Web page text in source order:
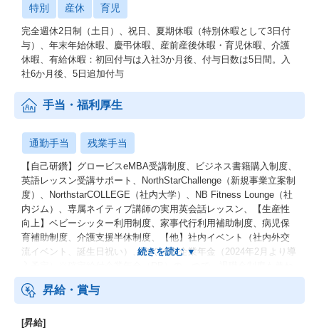
特別 産休 育児
完全週休2日制（土日）、祝日、夏期休暇（特別休暇として3日付
与）、年末年始休暇、慶弔休暇、産前産後休暇・育児休暇、介護
休暇、有給休暇：初回付与は入社3か月後、付与日数は5日間。入
社6か月後、5日追加付与
手当・福利厚生
通勤手当 残業手当
【自己研鑽】グロービスeMBA受講制度、ビジネス書籍購入制度、
英語レッスン受講サポート、NorthStarChallenge（新規事業立案制
度）、NorthstarCOLLEGE（社内大学）、NB Fitness Lounge（社
内ジム）、専属ネイティブ講師の実用英会話レッスン、【生産性
向上】ベビーシッター利用制度、家事代行利用補助制度、病児保
育補助制度、介護支援半休制度、【他】社内イベント（社内外交
流イベント、誕生日祝い）、はぐくみ企業年金（2024年2月より導
備えた年金制度です。
昇給・賞与
[昇給]